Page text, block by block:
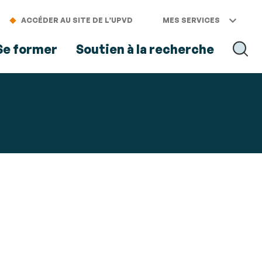
ACCÉDER AU SITE DE L’UPVD MES SERVICES
former Soutien à la recherche